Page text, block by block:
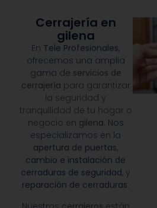
Cerrajería en
gilena
En Tele Profesionales,
ofrecemos una amplia
gama de servicios de
cerrajería para garantizar
la seguridad y
tranquilidad de tu hogar o
negocio en gilena. Nos
especializamos en la
apertura de puertas,
cambio e instalación de
cerraduras de seguridad, y
reparación de cerraduras.